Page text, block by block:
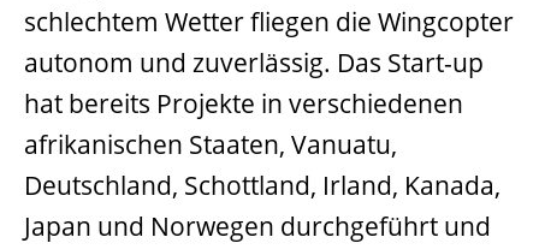
schlechtem Wetter fliegen die Wingcopter
autonom und zuverlässig. Das Start-up
hat bereits Projekte in verschiedenen
afrikanischen Staaten, Vanuatu,
Deutschland, Schottland, Irland, Kanada,
Japan und Norwegen durchgeführt und